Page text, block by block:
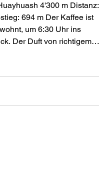
4'300 m Distanz:
um 6:30 Uhr ins
Der Duft von richtigem
frischen Früchten erfreut